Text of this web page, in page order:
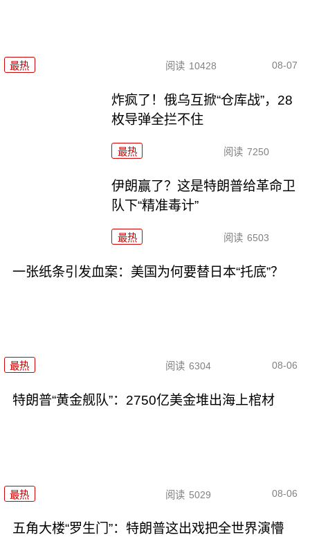
最热 阅读 10428 08-07
炸疯了！俄乌互掀“仓库战”，28
枚导弹全拦不住
最热 阅读 7250
伊朗赢了？这是特朗普给革命卫
队下“精准毒计”
最热 阅读 6503
一张纸条引发血案：美国为何要替日本“托底”？
最热 阅读 6304 08-06
特朗普“黄金舰队”：2750亿美金堆出海上棺材
最热 阅读 5029 08-06
五角大楼“罗生门”：特朗普这出戏把全世界演懵